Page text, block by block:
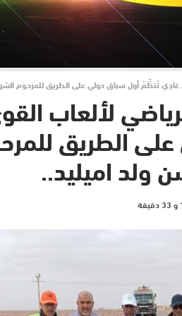
غادِي تْنظَّمْ أول سباق دولي على الطريق للمرحوم
لألعاب
الطريق
ولد اميليد..